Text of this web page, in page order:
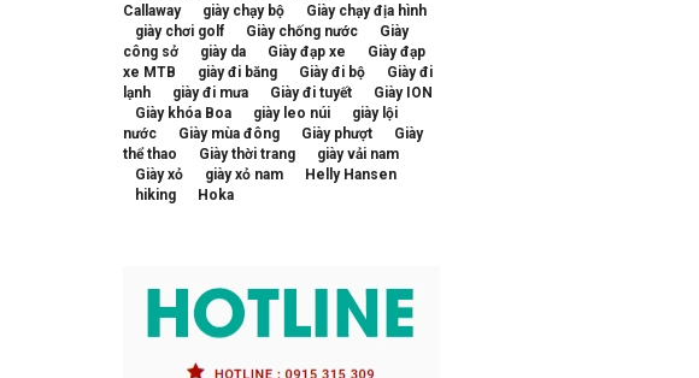
Callaway
giày chạy bộ
Giày chạy địa hình
giày chơi golf
Giày chống nước
Giày
công sở
giày da Giày đạp xe
Giày đạp
xe MTB
giày đi băng Giày đi bộ
Giày đi
lạnh
giày đi mưa Giày đi tuyết
Giày ION
Giày khóa Boa
giày leo núi
giày lội
nước
Giày mùa đông Giày phượt
Giày
thể thao
Giày thời trang
giày vải nam
Giày xỏ
giày xỏ nam
Helly Hansen
hiking
Hoka